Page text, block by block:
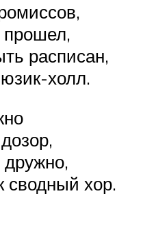
прошел,
расписан,
холл.
хор.